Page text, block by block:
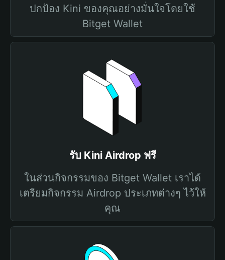
ปกป้อง Kini ของคุณอย่างมั่นใจโดยใช้
Bitget Wallet
รับ Kini Airdrop ฟรี
ในส่วนกิจกรรมของ Bitget Wallet เราได้
เตรียมกิจกรรม Airdrop ประเภทต่างๆ ไว้ให้
คุณ